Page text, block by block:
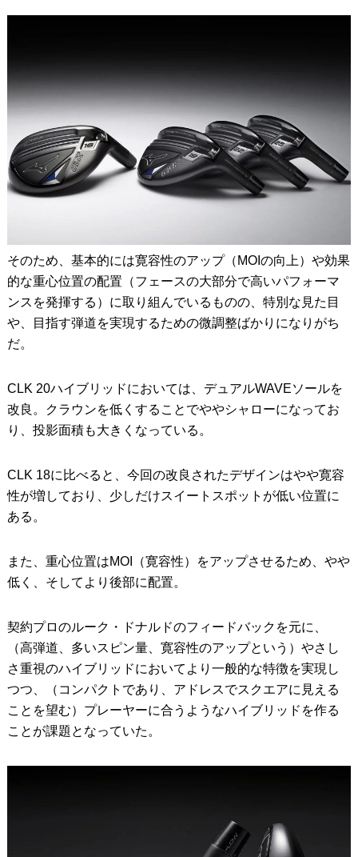
そのため、基本的には寛容性のアップ（MOIの向上）や効果
的な重心位置の配置（フェースの大部分で高いパフォーマ
ンスを発揮する）に取り組んでいるものの、特別な見た目
や、目指す弾道を実現するための微調整ばかりになりがち
だ。
CLK 20ハイブリッドにおいては、デュアルWAVEソールを
改良。クラウンを低くすることでややシャローになってお
り、投影面積も大きくなっている。
CLK 18に比べると、今回の改良されたデザインはやや寛容
性が増しており、少しだけスイートスポットが低い位置に
ある。
また、重心位置はMOI（寛容性）をアップさせるため、やや
低く、そしてより後部に配置。
契約プロのルーク・ドナルドのフィードバックを元に、
（高弾道、多いスピン量、寛容性のアップという）やさし
さ重視のハイブリッドにおいてより一般的な特徴を実現し
つつ、（コンパクトであり、アドレスでスクエアに見える
ことを望む）プレーヤーに合うようなハイブリッドを作る
ことが課題となっていた。